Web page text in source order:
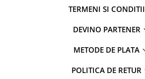
TERMENI SI CONDITII
DEVINO PARTENER
METODE DE PLATA
POLITICA DE RETUR